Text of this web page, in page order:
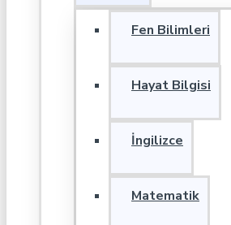
Fen Bilimleri
Hayat Bilgisi
İngilizce
Matematik